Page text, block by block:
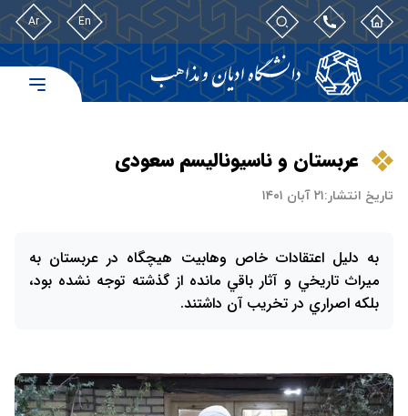
En
Ar
عربستان و ناسیونالیسم سعودی
تاریخ انتشار:۲۱ آبان ۱۴۰۱
به دلیل اعتقادات خاص وهابيت هيچگاه در عربستان به
ميراث تاريخي و آثار باقي‌ مانده از گذشته توجه نشده بود،
بلكه اصراري در تخريب آن داشتند.